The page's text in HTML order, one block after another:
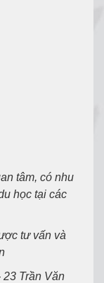
tâm, có nhu
học tại các
tư vấn và
Trần Văn